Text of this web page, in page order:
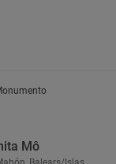
Mô